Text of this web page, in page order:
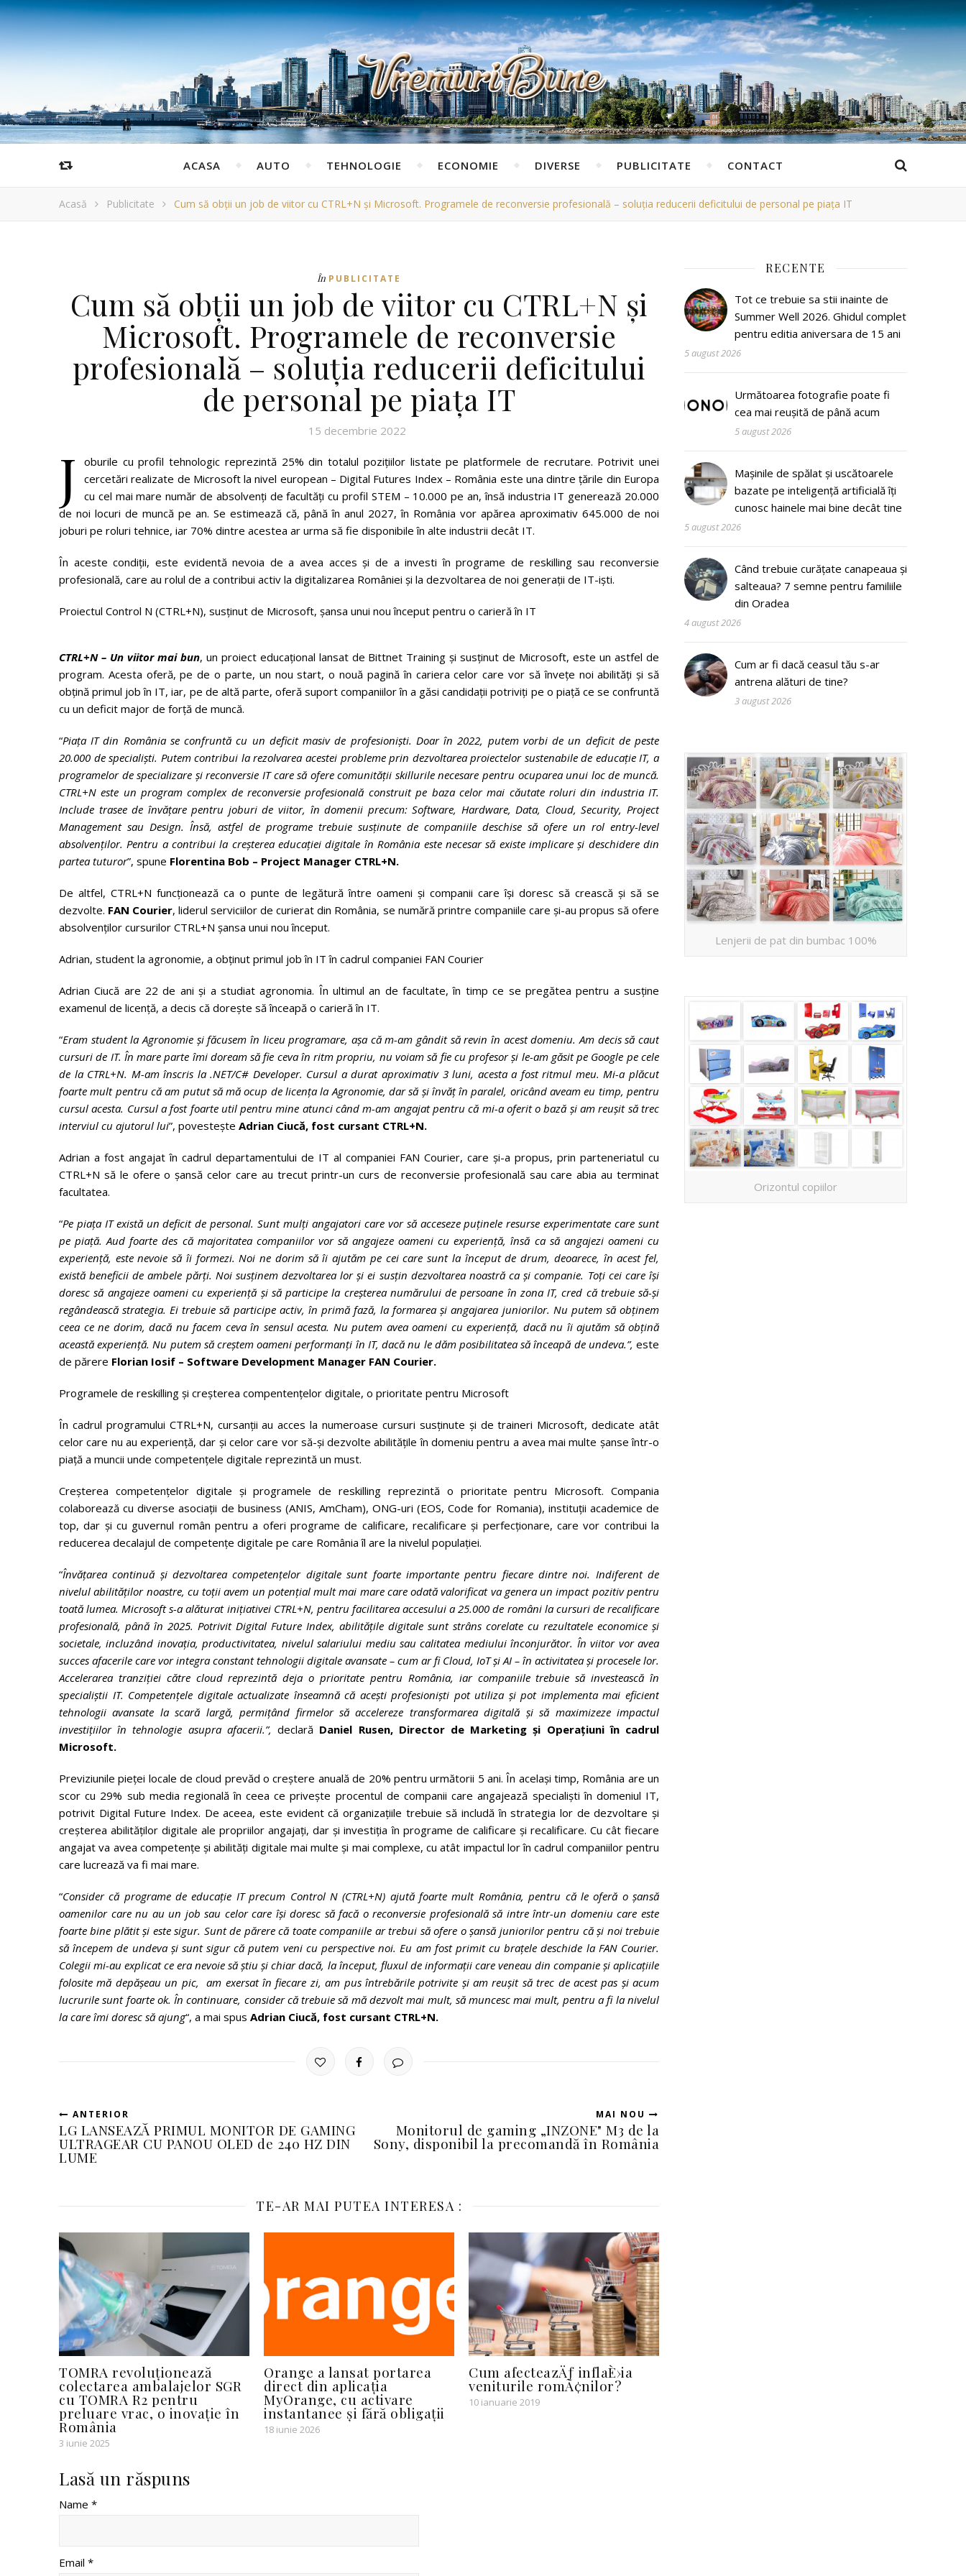
ACASA AUTO TEHNOLOGIE ECONOMIE DIVERSE PUBLICITATE CONTACT
Acasă Publicitate Cum să obții un job de viitor cu CTRL+N și Microsoft. Programele de reconversie profesională – soluția reducerii deficitului de personal pe piața IT
În PUBLICITATE
Cum să obții un job de viitor cu CTRL+N și
Microsoft. Programele de reconversie
profesională – soluția reducerii deficitului
de personal pe piața IT
15 decembrie 2022
J
oburile cu profil tehnologic reprezintă 25% din totalul pozițiilor listate pe platformele de recrutare. Potrivit unei
cercetări realizate de Microsoft la nivel european – Digital Futures Index – România este una dintre țările din Europa
cu cel mai mare număr de absolvenți de facultăți cu profil STEM – 10.000 pe an, însă industria IT generează 20.000
de noi locuri de muncă pe an. Se estimează că, până în anul 2027, în România vor apărea aproximativ 645.000 de noi
joburi pe roluri tehnice, iar 70% dintre acestea ar urma să fie disponibile în alte industrii decât IT.
În aceste condiții, este evidentă nevoia de a avea acces și de a investi în programe de reskilling sau reconversie
profesională, care au rolul de a contribui activ la digitalizarea României și la dezvoltarea de noi generații de IT-iști.
Proiectul Control N (CTRL+N), susținut de Microsoft, șansa unui nou început pentru o carieră în IT
CTRL+N – Un viitor mai bun, un proiect educațional lansat de Bittnet Training și susținut de Microsoft, este un astfel de
program. Acesta oferă, pe de o parte, un nou start, o nouă pagină în cariera celor care vor să învețe noi abilități și să
obțină primul job în IT, iar, pe de altă parte, oferă suport companiilor în a găsi candidații potriviți pe o piață ce se confruntă
cu un deficit major de forță de muncă.
“Piața IT din România se confruntă cu un deficit masiv de profesioniști. Doar în 2022, putem vorbi de un deficit de peste
20.000 de specialiști. Putem contribui la rezolvarea acestei probleme prin dezvoltarea proiectelor sustenabile de educație IT, a
programelor de specializare și reconversie IT care să ofere comunității skillurile necesare pentru ocuparea unui loc de muncă.
CTRL+N este un program complex de reconversie profesională construit pe baza celor mai căutate roluri din industria IT.
Include trasee de învățare pentru joburi de viitor, în domenii precum: Software, Hardware, Data, Cloud, Security, Project
Management sau Design. Însă, astfel de programe trebuie susținute de companiile deschise să ofere un rol entry-level
absolvenților. Pentru a contribui la creșterea educației digitale în România este necesar să existe implicare și deschidere din
partea tuturor”, spune Florentina Bob – Project Manager CTRL+N.
De altfel, CTRL+N funcționează ca o punte de legătură între oameni și companii care își doresc să crească și să se
dezvolte. FAN Courier, liderul serviciilor de curierat din România, se numără printre companiile care și-au propus să ofere
absolvenților cursurilor CTRL+N șansa unui nou început.
Adrian, student la agronomie, a obținut primul job în IT în cadrul companiei FAN Courier
Adrian Ciucă are 22 de ani și a studiat agronomia. În ultimul an de facultate, în timp ce se pregătea pentru a susține
examenul de licență, a decis că dorește să înceapă o carieră în IT.
“Eram student la Agronomie și făcusem în liceu programare, așa că m-am gândit să revin în acest domeniu. Am decis să caut
cursuri de IT. În mare parte îmi doream să fie ceva în ritm propriu, nu voiam să fie cu profesor și le-am găsit pe Google pe cele
de la CTRL+N. M-am înscris la .NET/C# Developer. Cursul a durat aproximativ 3 luni, acesta a fost ritmul meu. Mi-a plăcut
foarte mult pentru că am putut să mă ocup de licența la Agronomie, dar să și învăț în paralel, oricând aveam eu timp, pentru
cursul acesta. Cursul a fost foarte util pentru mine atunci când m-am angajat pentru că mi-a oferit o bază și am reușit să trec
interviul cu ajutorul lui”, povestește Adrian Ciucă, fost cursant CTRL+N.
Adrian a fost angajat în cadrul departamentului de IT al companiei FAN Courier, care și-a propus, prin parteneriatul cu
CTRL+N să le ofere o șansă celor care au trecut printr-un curs de reconversie profesională sau care abia au terminat
facultatea.
“Pe piața IT există un deficit de personal. Sunt mulți angajatori care vor să acceseze puținele resurse experimentate care sunt
pe piață. Aud foarte des că majoritatea companiilor vor să angajeze oameni cu experiență, însă ca să angajezi oameni cu
experiență, este nevoie să îi formezi. Noi ne dorim să îi ajutăm pe cei care sunt la început de drum, deoarece, în acest fel,
există beneficii de ambele părți. Noi susținem dezvoltarea lor și ei susțin dezvoltarea noastră ca și companie. Toți cei care își
doresc să angajeze oameni cu experiență și să participe la creșterea numărului de persoane în zona IT, cred că trebuie să-și
regândească strategia. Ei trebuie să participe activ, în primă fază, la formarea și angajarea juniorilor. Nu putem să obținem
ceea ce ne dorim, dacă nu facem ceva în sensul acesta. Nu putem avea oameni cu experiență, dacă nu îi ajutăm să obțină
această experiență. Nu putem să creștem oameni performanți în IT, dacă nu le dăm posibilitatea să înceapă de undeva.”, este
de părere Florian Iosif – Software Development Manager FAN Courier.
Programele de reskilling și creșterea compentențelor digitale, o prioritate pentru Microsoft
În cadrul programului CTRL+N, cursanții au acces la numeroase cursuri susținute și de traineri Microsoft, dedicate atât
celor care nu au experiență, dar și celor care vor să-și dezvolte abilitățile în domeniu pentru a avea mai multe șanse într-o
piață a muncii unde competențele digitale reprezintă un must.
Creșterea competențelor digitale și programele de reskilling reprezintă o prioritate pentru Microsoft. Compania
colaborează cu diverse asociații de business (ANIS, AmCham), ONG-uri (EOS, Code for Romania), instituții academice de
top, dar și cu guvernul român pentru a oferi programe de calificare, recalificare și perfecționare, care vor contribui la
reducerea decalajul de competențe digitale pe care România îl are la nivelul populației.
“Învățarea continuă și dezvoltarea competențelor digitale sunt foarte importante pentru fiecare dintre noi. Indiferent de
nivelul abilităților noastre, cu toții avem un potențial mult mai mare care odată valorificat va genera un impact pozitiv pentru
toată lumea.Microsoft s-a alăturat inițiativei CTRL+N, pentru facilitarea accesului a 25.000 de români la cursuri de recalificare
profesională, până în 2025. Potrivit Digital Future Index, abilitățile digitale sunt strâns corelate cu rezultatele economice și
societale, incluzând inovația, productivitatea, nivelul salariului mediu sau calitatea mediului înconjurător. În viitor vor avea
succes afacerile care vor integra constant tehnologii digitale avansate – cum ar fi Cloud, IoT și AI – în activitatea și procesele lor.
Accelerarea tranziției către cloud reprezintă deja o prioritate pentru România, iar companiile trebuie să investească în
specialiștii IT. Competențele digitale actualizate înseamnă că acești profesioniști pot utiliza și pot implementa mai eficient
tehnologii avansate la scară largă, permițând firmelor să accelereze transformarea digitală și să maximizeze impactul
investițiilor în tehnologie asupra afacerii.”, declară Daniel Rusen, Director de Marketing și Operațiuni în cadrul
Microsoft.
Previziunile pieței locale de cloud prevăd o creștere anuală de 20% pentru următorii 5 ani. În același timp, România are un
scor cu 29% sub media regională în ceea ce privește procentul de companii care angajează specialiști în domeniul IT,
potrivit Digital Future Index. De aceea, este evident că organizațiile trebuie să includă în strategia lor de dezvoltare și
creșterea abilităților digitale ale propriilor angajați, dar și investiția în programe de calificare și recalificare. Cu cât fiecare
angajat va avea competențe și abilități digitale mai multe și mai complexe, cu atât impactul lor în cadrul companiilor pentru
care lucrează va fi mai mare.
“Consider că programe de educație IT precum Control N (CTRL+N) ajută foarte mult România, pentru că le oferă o șansă
oamenilor care nu au un job sau celor care își doresc să facă o reconversie profesională să intre într-un domeniu care este
foarte bine plătit și este sigur. Sunt de părere că toate companiile ar trebui să ofere o șansă juniorilor pentru că și noi trebuie
să începem de undeva și sunt sigur că putem veni cu perspective noi. Eu am fost primit cu brațele deschide la FAN Courier.
Colegii mi-au explicat ce era nevoie să știu și chiar dacă, la început, fluxul de informații care veneau din companie și aplicațiile
folosite mă depășeau un pic, am exersat în fiecare zi, am pus întrebările potrivite și am reușit să trec de acest pas și acum
lucrurile sunt foarte ok. În continuare, consider că trebuie să mă dezvolt mai mult, să muncesc mai mult, pentru a fi la nivelul
la care îmi doresc să ajung“, a mai spus Adrian Ciucă, fost cursant CTRL+N.
ANTERIOR
LG LANSEAZĂ PRIMUL MONITOR DE GAMING
ULTRAGEAR CU PANOU OLED de 240 HZ DIN
LUME
MAI NOU
Monitorul de gaming „INZONE" M3 de la
Sony, disponibil la precomandă în România
TE-AR MAI PUTEA INTERESA :
TOMRA revoluționează
colectarea ambalajelor SGR
cu TOMRA R2 pentru
preluare vrac, o inovație în
România
3 iunie 2025
Orange a lansat portarea
direct din aplicația
MyOrange, cu activare
instantanee și fără obligații
18 iunie 2026
Cum afecteazÄƒ inflaÈ›ia
veniturile romÃ¢nilor?
10 ianuarie 2019
Lasă un răspuns
Name *
Email *
RECENTE
Tot ce trebuie sa stii inainte de
Summer Well 2026. Ghidul complet
pentru editia aniversara de 15 ani
5 august 2026
Următoarea fotografie poate fi
cea mai reușită de până acum
5 august 2026
Mașinile de spălat și uscătoarele
bazate pe inteligență artificială îți
cunosc hainele mai bine decât tine
5 august 2026
Când trebuie curățate canapeaua și
salteaua? 7 semne pentru familiile
din Oradea
4 august 2026
Cum ar fi dacă ceasul tău s-ar
antrena alături de tine?
3 august 2026
Lenjerii de pat din bumbac 100%
Orizontul copiilor